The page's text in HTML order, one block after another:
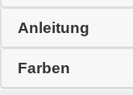
Anleitung
Farben